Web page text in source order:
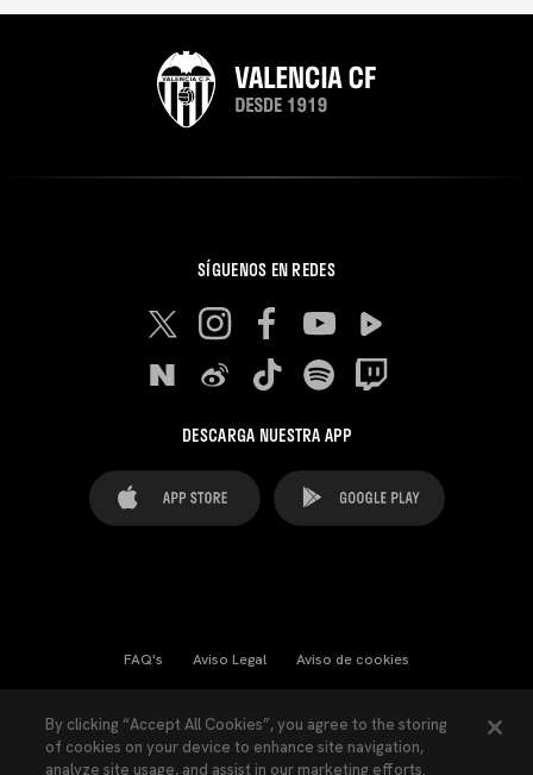
SÍGUENOS EN REDES
DESCARGA NUESTRA APP
FAQ's Aviso Legal Aviso de cookies
Ley Transparencia Política de Privacidad
By clicking “Accept All Cookies”, you agree to the storing
of cookies on your device to enhance site navigation,
analyze site usage, and assist in our marketing efforts.